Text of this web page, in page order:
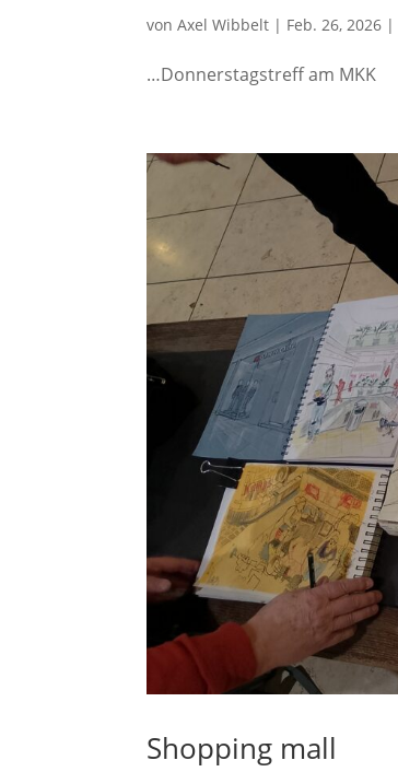
vonAxel Wibbelt | Feb. 26, 2026 |
…Donnerstagstreff am MKK
Shopping mall